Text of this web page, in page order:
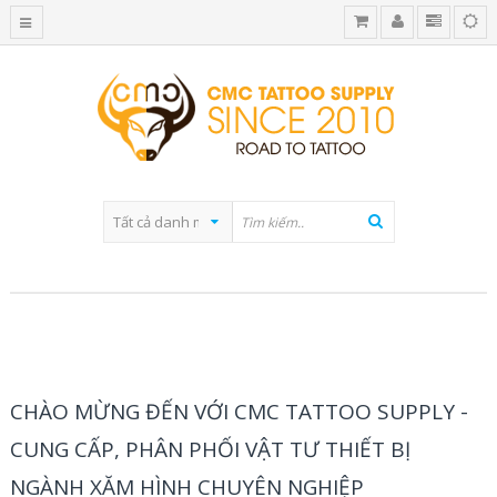
CHÀO MỪNG ĐẾN VỚI CMC TATTOO SUPPLY -
CUNG CẤP, PHÂN PHỐI VẬT TƯ THIẾT BỊ
NGÀNH XĂM HÌNH CHUYÊN NGHIỆP